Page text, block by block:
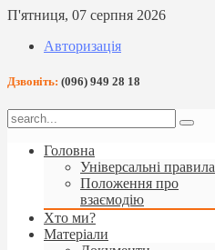
П'ятниця, 07 серпня 2026
Авторизація
Дзвоніть: (096) 949 28 18
Головна
Універсальні правила
Положення про
взаємодію
Хто ми?
Матеріали